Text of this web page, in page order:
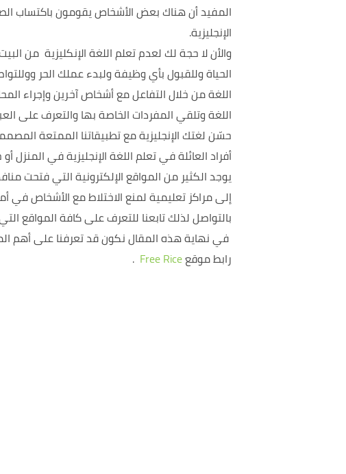
المفيد أن هناك بعض الأشخاص يقومون باكتساب
الإنجليزية.
والأن لا حجة لك لعدم تعلم اللغة الإنكليزية من
الحياة وللقبول بأي وظيفة ولبدء عملك الحر
اللغة من خلال التفاعل مع أشخاص آخرين وإجراء
اللغة وتلقي المفردات الخاصة بها والتعرف على
حسّن لغتك الإنجليزية مع تطبيقاتنا الممتعة
أفراد العائلة في تعلم اللغة الإنجليزية في المنزل
يوجد الكثير من المواقع الإلكترونية التي فتحت
إلى مراكز تعليمية لمنع الاختلاط مع الأشخاص في
بالتواصل لذلك تابعنا للتعرف على كافة المواقع
في نهاية هذه المقال نكون قد تعرفنا على أهم
رابط موقعFree Rice
.